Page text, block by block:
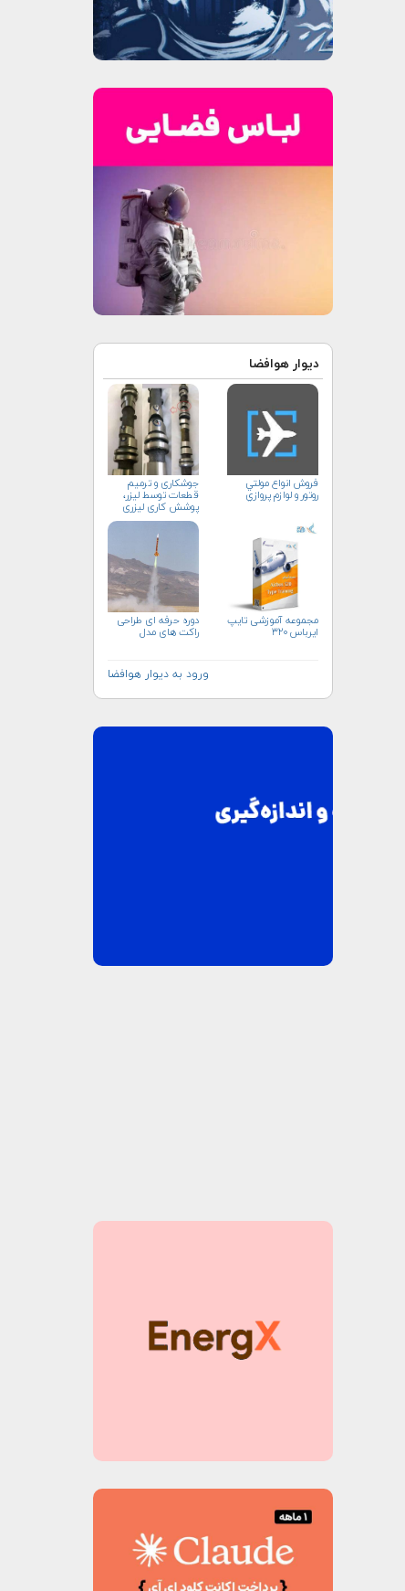
دیوار هوافضا
فروش انواع مولتي
روتور و لوازم پروازي
جوشکاری و ترمیم
قطعات توسط لیزر،
پوشش کاری لیزری
مجموعه آموزشی تایپ
ایرباس ۳۲۰
دوره حرفه ای طراحی
راکت های مدل
ورود به دیوار هوافضا